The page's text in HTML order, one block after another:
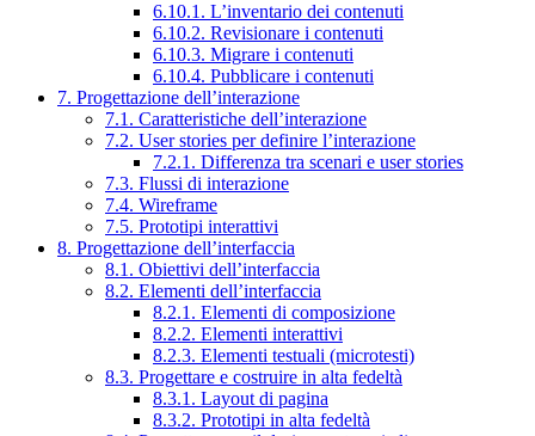
6.10.1. L’inventario dei contenuti
6.10.2. Revisionare i contenuti
6.10.3. Migrare i contenuti
6.10.4. Pubblicare i contenuti
7. Progettazione dell’interazione
7.1. Caratteristiche dell’interazione
7.2. User stories per definire l’interazione
7.2.1. Differenza tra scenari e user stories
7.3. Flussi di interazione
7.4. Wireframe
7.5. Prototipi interattivi
8. Progettazione dell’interfaccia
8.1. Obiettivi dell’interfaccia
8.2. Elementi dell’interfaccia
8.2.1. Elementi di composizione
8.2.2. Elementi interattivi
8.2.3. Elementi testuali (microtesti)
8.3. Progettare e costruire in alta fedeltà
8.3.1. Layout di pagina
8.3.2. Prototipi in alta fedeltà